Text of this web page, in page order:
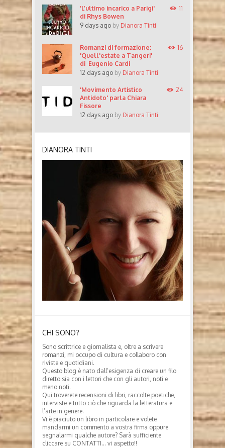
'L’ultimo incarico a Parigi'
di Rhys Bowen
9 days ago by Dianora Tinti
11
Romanzi di formazione:
'Quell'estate a Tangeri'
di Eugenio Cardi
12 days ago by Dianora Tinti
16
'Movimento Artistico
Antidoto' parla Chiara
Fissore
12 days ago by Dianora Tinti
24
DIANORA TINTI
CHI SONO?
Sono scrittrice e giornalista e, oltre a scrivere
romanzi, mi occupo di cultura e collaboro con
riviste e quotidiani.
Questo blog è nato dall’esigenza di creare un filo
diretto sia con i lettori che con gli autori, noti e
meno noti.
Qui troverete recensioni di libri, raccolte poetiche,
interviste e tutto ciò che riguarda la letteratura e
l’arte in genere.
Vi è piaciuto un libro in particolare e volete
mandarmi un commento a vostra firma oppure
segnalarmi qualche autore? Sarà sufficiente
cliccare su CONTATTI… vi aspetto!!